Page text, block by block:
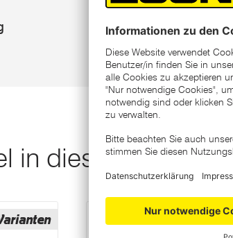
in dieser Kategorie